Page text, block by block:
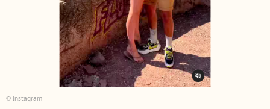
© Instagram